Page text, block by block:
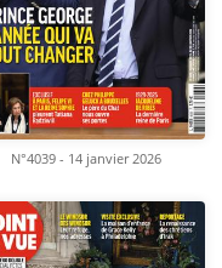
N°4039 - 14 janvier 2026